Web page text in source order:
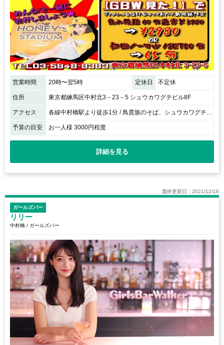
営業時間 20時〜翌5時 定休日 不定休
住所 東京都練馬区中村北3－23－5 シュウカワグチビル8F
アクセス 各線中村橋駅より徒歩1分 / 鳥貴族のそば、シュウカワグチビルの8Fです
予算の目安 お一人様 3000円程度
詳細を見る
最終更新日：2021/12/16
ガールズバー
リリー
中村橋 / ガールズバー